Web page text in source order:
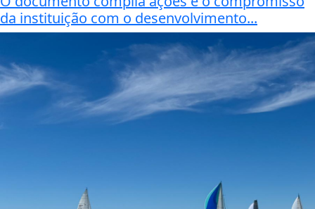
da instituição com o desenvolvimento...